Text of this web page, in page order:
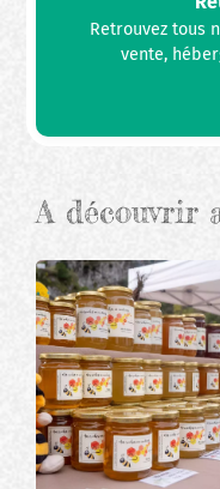
Retrouvez tous
vente,
A découvrir